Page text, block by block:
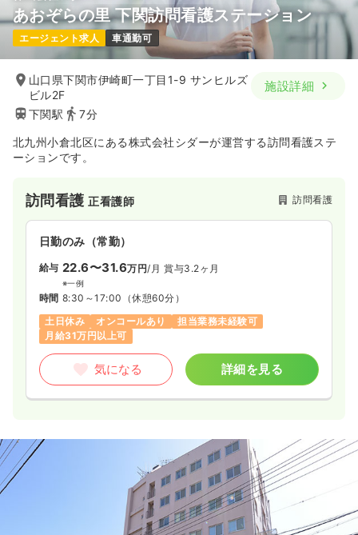
あおぞらの里 下関訪問看護ステーション
エージェント求人 車通勤可
山口県下関市伊崎町一丁目1-9 サンヒルズ
ビル2F
下関駅
7分
施設詳細
北九州小倉北区にある株式会社シダーが運営する訪問看護ステ
ーションです。
訪問看護正看護師 訪問看護
日勤のみ（常勤）
給与 22.6〜31.6万円/月 賞与3.2ヶ月
※一例
時間 8:30～17:00 （休憩60分）
土日休み
オンコールあり
担当業務未経験可
月給31万円以上可
気になる 詳細を見る